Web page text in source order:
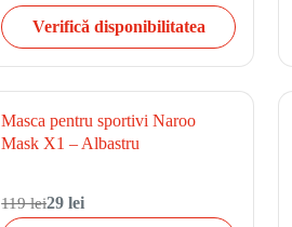
Verifică disponibilitatea
Masca pentru sportivi Naroo
Mask X1 – Albastru
119 lei29 lei